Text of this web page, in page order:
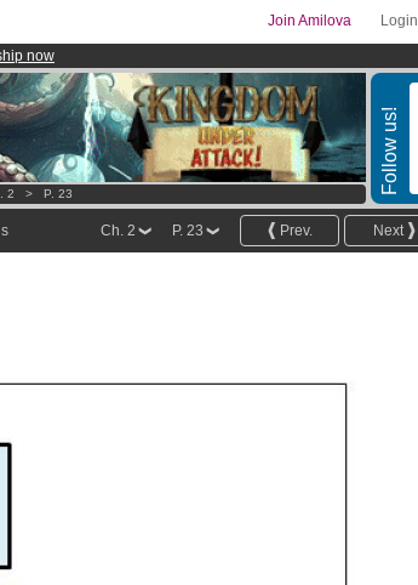
Login
Join Amilova
now
Follow us!
2 > P. 23
Next
Prev.
P. 23
Ch. 2